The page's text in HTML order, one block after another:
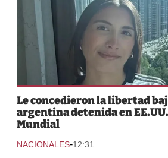
Le concedieron la libertad
argentina detenida en
Mundial
NACIONALES-12:31